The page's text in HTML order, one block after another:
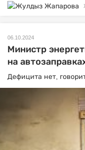
06.10.2024
Министр
на
Дефицита нет,